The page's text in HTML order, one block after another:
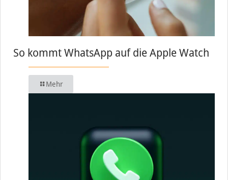
So kommt WhatsApp auf die Apple Watch
Mehr